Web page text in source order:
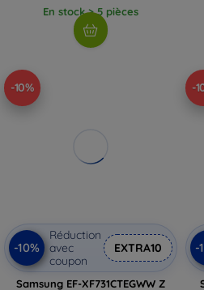
En stock > 5 pièces
-10%
-10%
Réduction
avec
coupon
EXTRA10
Samsung EF-XF731CTEGWW Z
-
-